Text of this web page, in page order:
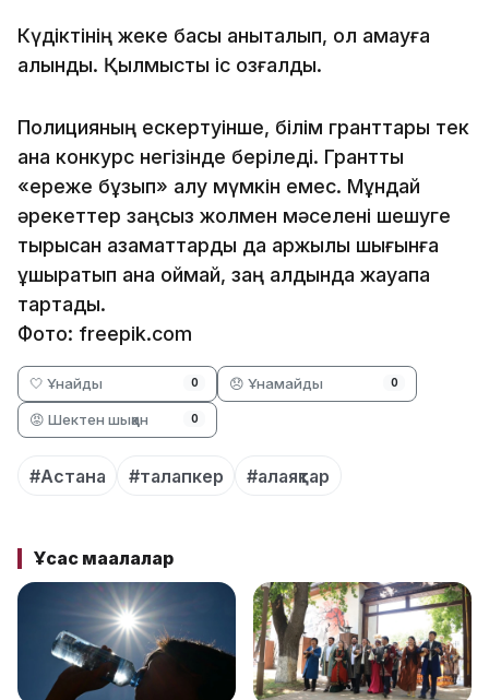
Күдіктінің жеке басы анықталып, ол қамауға
алынды. Қылмыстық іс қозғалды.
Полицияның ескертуінше, білім гранттары тек
қана конкурс негізінде беріледі. Грантты
«ереже бұзып» алу мүмкін емес. Мұндай
әрекеттер заңсыз жолмен мәселені шешуге
тырысқан азаматтарды да қаржылық шығынға
ұшыратып қана қоймай, заң алдында жауапқа
тартады.
Фото: freepik.com
🤍 Ұнайды 0 😞 Ұнамайды 0
😡 Шектен шыққан 0
#Астана #талапкер #алаяқтар
Ұқсас мақалалар